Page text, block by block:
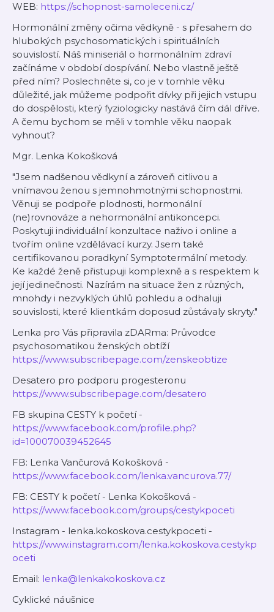
WEB: https://schopnost-samoleceni.cz/
Hormonální změny očima vědkyně - s přesahem do
hlubokých psychosomatických i spirituálních
souvislostí. Náš miniseriál o hormonálním zdraví
začínáme v období dospívání. Nebo vlastně ještě
před ním? Poslechněte si, co je v tomhle věku
důležité, jak můžeme podpořit dívky při jejich vstupu
do dospělosti, který fyziologicky nastává čím dál dříve.
A čemu bychom se měli v tomhle věku naopak
vyhnout?
Mgr. Lenka Kokošková
"Jsem nadšenou vědkyní a zároveň citlivou a
vnímavou ženou s jemnohmotnými schopnostmi.
Věnuji se podpoře plodnosti, hormonální
(ne)rovnováze a nehormonální antikoncepci.
Poskytuji individuální konzultace naživo i online a
tvořím online vzdělávací kurzy. Jsem také
certifikovanou poradkyní Symptotermální metody.
Ke každé ženě přistupuji komplexně a s respektem k
její jedinečnosti. Nazírám na situace žen z různých,
mnohdy i nezvyklých úhlů pohledu a odhaluji
souvislosti, které klientkám doposud zůstávaly skryty."
Lenka pro Vás připravila zDARma: Průvodce
psychosomatikou ženských obtíží
https://www.subscribepage.com/zenskeobtize
Desatero pro podporu progesteronu
https://www.subscribepage.com/desatero
FB skupina CESTY k početí -
https://www.facebook.com/profile.php?
id=100070039452645
FB: Lenka Vančurová Kokošková -
https://www.facebook.com/lenka.vancurova.77/
FB: CESTY k početí - Lenka Kokošková -
https://www.facebook.com/groups/cestykpoceti
Instagram - lenka.kokoskova.cestykpoceti -
https://www.instagram.com/lenka.kokoskova.cestykp
oceti
Email: lenka@lenkakokoskova.cz
Cyklické náušnice